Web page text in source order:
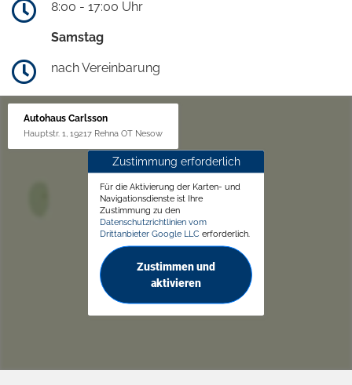
8:00 - 17:00 Uhr
Samstag
nach Vereinbarung
Autohaus Carlsson
Hauptstr. 1, 19217 Rehna OT Nesow
Zustimmung erforderlich
Für die Aktivierung der Karten- und
Navigationsdienste ist Ihre
Zustimmung zu den
Datenschutzrichtlinien vom
Drittanbieter Google LLC erforderlich.
Zustimmen und
aktivieren